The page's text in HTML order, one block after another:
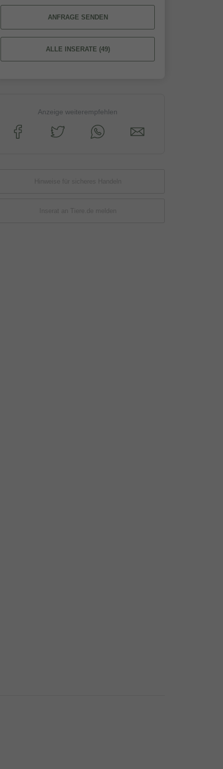
ANFRAGE SENDEN
ALLE INSERATE (49)
Anzeige weiterempfehlen
Hinweise für sicheres Handeln
Inserat an Tiere.de melden